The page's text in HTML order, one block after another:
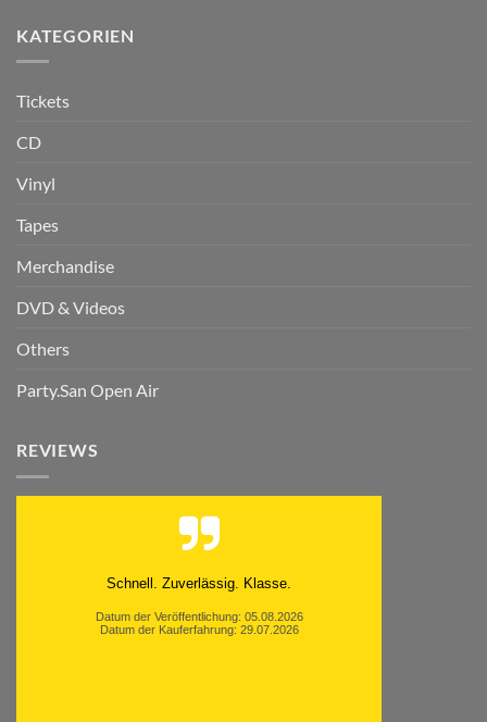
KATEGORIEN
Tickets
CD
Vinyl
Tapes
Merchandise
DVD & Videos
Others
Party.San Open Air
REVIEWS
Moinsen, hat alles super geklappt. Danke ans
Datum der Veröffentlichung: 05.08.2026